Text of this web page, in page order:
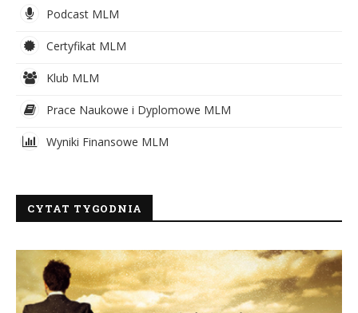
Podcast MLM
Certyfikat MLM
Klub MLM
Prace Naukowe i Dyplomowe MLM
Wyniki Finansowe MLM
CYTAT TYGODNIA